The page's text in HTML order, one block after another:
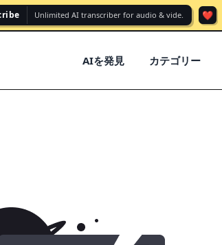
Unlimited AI transcriber for audio & vide. ❤️
AIを発見 カテゴリー